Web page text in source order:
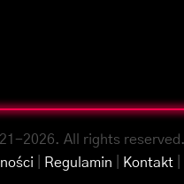
2026. All rights reserved.
Regulamin Kontakt